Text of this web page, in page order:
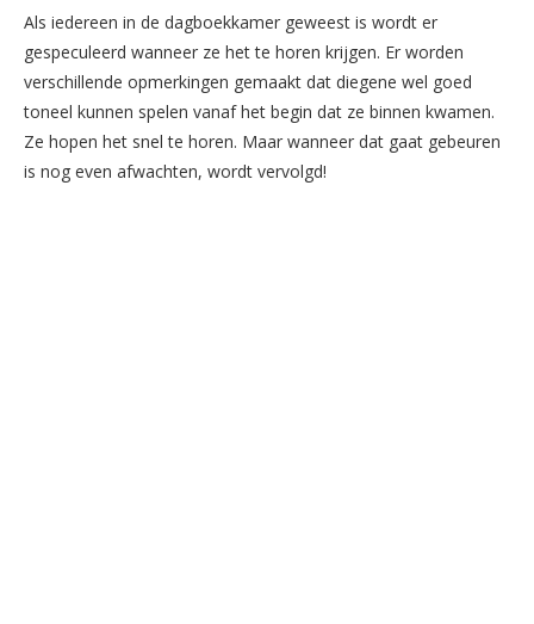
Als iedereen in de dagboekkamer geweest is wordt er
gespeculeerd wanneer ze het te horen krijgen. Er worden
verschillende opmerkingen gemaakt dat diegene wel goed
toneel kunnen spelen vanaf het begin dat ze binnen kwamen.
Ze hopen het snel te horen. Maar wanneer dat gaat gebeuren
is nog even afwachten, wordt vervolgd!